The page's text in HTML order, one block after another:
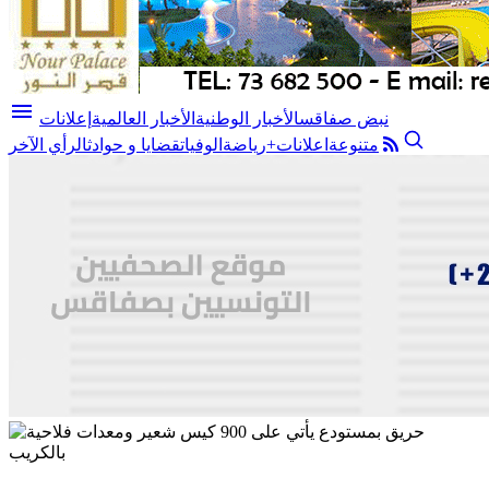
menu نبض صفاقسالأخبار الوطنية الأخبار العالمية إعلانات
متنوعة اعلانات+رياضة الوفياتقضايا و حوادثالرأي الآخر